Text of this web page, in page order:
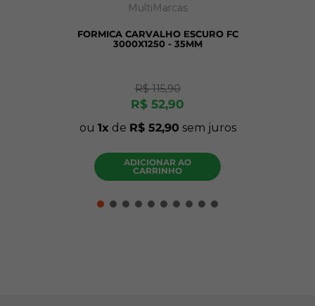
MultiMarcas
FORMICA CARVALHO ESCURO FC
3000X1250 - 35MM
R$ 115,90
R$ 52,90
ou 1 de R$ 52,90 sem juros
ADICIONAR AO
CARRINHO